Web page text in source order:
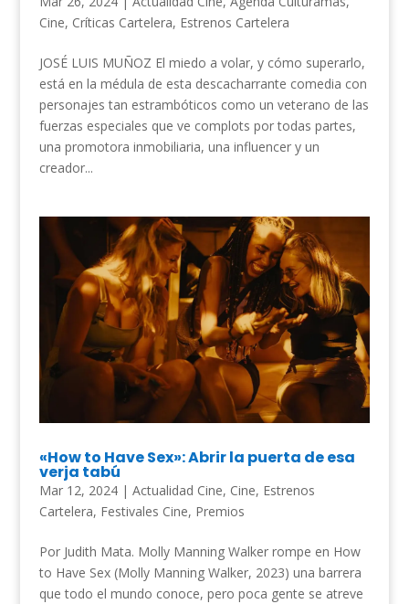
Cine, Críticas Cartelera, Estrenos Cartelera
JOSÉ LUIS MUÑOZ El miedo a volar, y cómo superarlo,
está en la médula de esta descacharrante comedia con
personajes tan estrambóticos como un veterano de las
fuerzas especiales que ve complots por todas partes,
una promotora inmobiliaria, una influencer y un
creador...
«How to Have Sex»: Abrir la puerta de esa
verja tabú
Mar 12, 2024| Actualidad Cine, Cine, Estrenos
Cartelera, Festivales Cine, Premios
Por Judith Mata. Molly Manning Walker rompe en How
to Have Sex (Molly Manning Walker, 2023) una barrera
que todo el mundo conoce, pero poca gente se atreve